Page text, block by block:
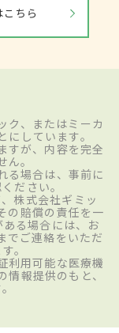
ちら
ク、またはミーカ
しています。
すが、内容を完全
。
る場合は、事前に
ださい。
株式会社ギミッ
の賠償の責任を一
る場合には、お
でご連絡をいただ
。
利用可能な医療機
報提供のもと、